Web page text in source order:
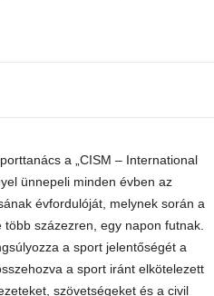
a „CISM – International
ünnepeli minden évben az
évfordulóját, melynek során a
százezren, egy napon futnak.
a sport jelentőségét a
a sport iránt elkötelezett
szövetségeket és a civil